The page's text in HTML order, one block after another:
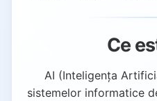
Ce
AI (Inteligența
sistemelor informatice